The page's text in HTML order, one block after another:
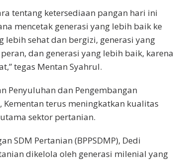
tentang ketersediaan pangan hari ini
mencetak generasi yang lebih baik ke
lebih sehat dan bergizi, generasi yang
dan generasi yang lebih baik, karena
tegas Mentan Syahrul.
Penyuluhan dan Pengembangan
Kementan terus meningkatkan kualitas
sektor pertanian.
SDM Pertanian (BPPSDMP), Dedi
dikelola oleh generasi milenial yang